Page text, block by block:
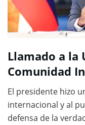
Llamado a la
Comunidad
El presidente hizo
internacional y al
defensa de la